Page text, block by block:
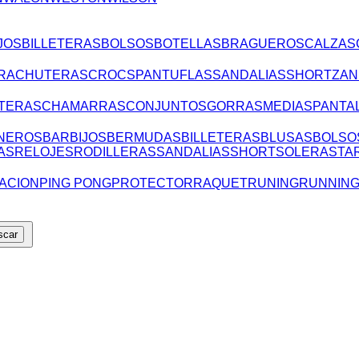
BILLETERASBOLSOSBOTELLASBRAGUEROSCALZAS
CHUTERASCROCSPANTUFLASSANDALIASSHORT
CHAMARRASCONJUNTOSGORRASMEDIAS
BARBIJOSBERMUDASBILLETERASBLUSAS
RELOJESRODILLERASSANDALIASSHORTSOLERAS
PING PONGPROTECTORRAQUETRUNINGRUNNING